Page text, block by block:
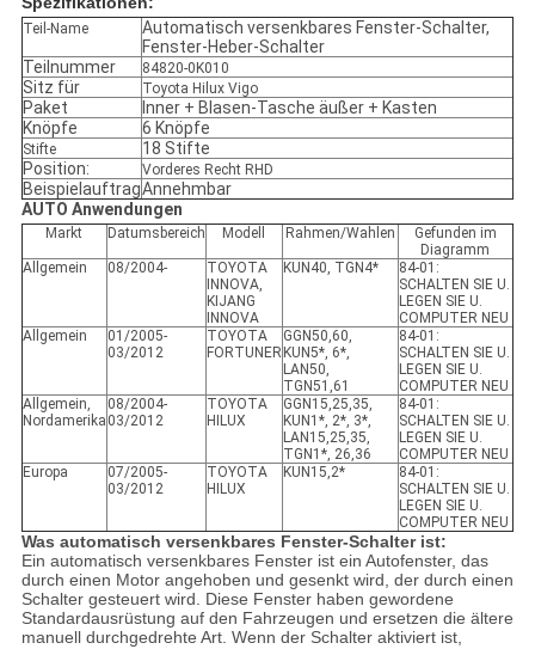
Teil-Name
Automatisch versenkbares Fenster-Schalter,
Fenster-Heber-Schalter
Teilnummer
84820-0K010
Sitz für Toyota Hilux Vigo
Paket
Inner + Blasen-Tasche äußer + Kasten
Knöpfe
6 Knöpfe
Stifte
18 Stifte
Position:
Vorderes Recht RHD
BeispielauftragAnnehmbar
AUTO Anwendungen
Markt Datumsbereich Modell Rahmen/Wahlen
Gefunden im
Diagramm
Allgemein
08/2004-
TOYOTA
INNOVA,
KIJANG
INNOVA
KUN40, TGN4*
84-01:
SCHALTEN SIE U.
LEGEN SIE U.
COMPUTER NEU
Allgemein
01/2005-
03/2012
TOYOTA
FORTUNER
GGN50,60,
KUN5*, 6*,
LAN50,
TGN51,61
84-01:
SCHALTEN SIE U.
LEGEN SIE U.
COMPUTER NEU
Allgemein,
Nordamerika
08/2004-
03/2012
TOYOTA
HILUX
GGN15,25,35,
KUN1*, 2*, 3*,
LAN15,25,35,
TGN1*, 26,36
84-01:
SCHALTEN SIE U.
LEGEN SIE U.
COMPUTER NEU
Europa
07/2005-
03/2012
TOYOTA
HILUX
KUN15,2*
84-01:
SCHALTEN SIE U.
LEGEN SIE U.
COMPUTER NEU
Was automatisch versenkbares Fenster-Schalter ist:
Ein automatisch versenkbares Fenster ist ein Autofenster, das
durch einen Motor angehoben und gesenkt wird, der durch einen
Schalter gesteuert wird. Diese Fenster haben gewordene
Standardausrüstung auf den Fahrzeugen und ersetzen die ältere
manuell durchgedrehte Art. Wenn der Schalter aktiviert ist,